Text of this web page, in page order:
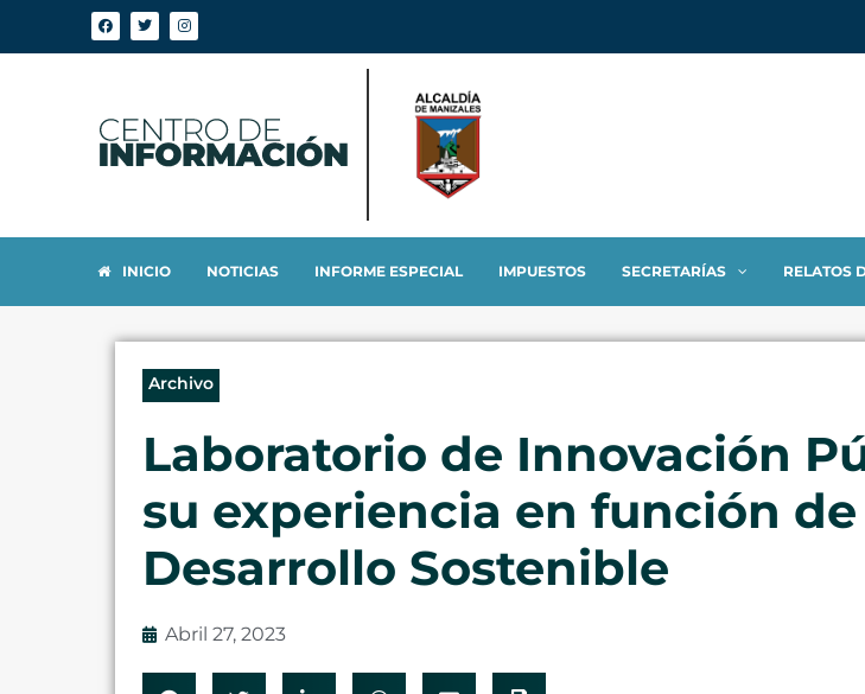
INICIO NOTICIAS INFORME ESPECIAL IMPUESTOS SECRETARÍAS RELATOS
Archivo
Laboratorio de Innovación
su experiencia en función
Desarrollo Sostenible
Abril 27, 2023